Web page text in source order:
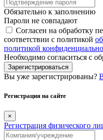
Обязательно к заполнению
Пароли не совпадают
Согласен на обработку
соответствии с политикой
политикой
Необходимо согласиться с
Зарегистрироваться
Вы уже зарегистрированы?
Регистрация на сайте
×
Регистрация физического